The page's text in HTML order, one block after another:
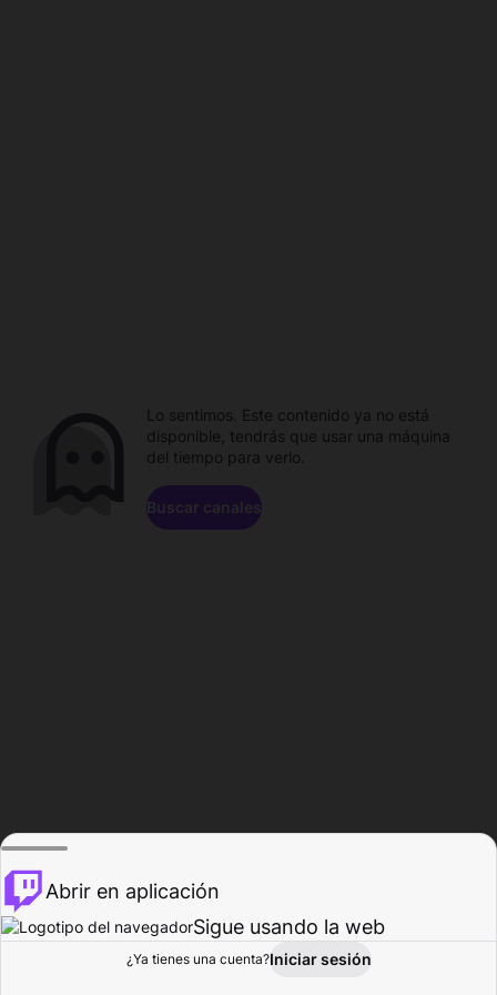
Explorar Actividad
Lo sentimos. Este contenido ya no está
disponible, tendrás que usar una máquina
del tiempo para verlo.
Buscar canales
Abrir en aplicación
Sigue usando la web
¿Ya tienes una cuenta?Iniciar sesión